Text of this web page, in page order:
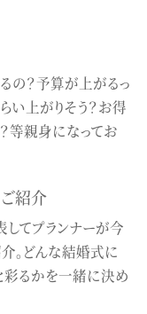
の？予算が上がるっ
い上がりそう？お得
等親身になってお
ご紹介
してプランナーが今
。どんな結婚式に
彩るかを一緒に決め